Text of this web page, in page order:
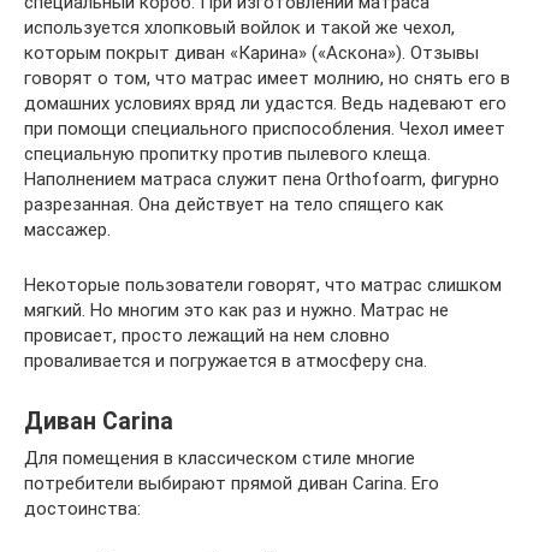
используется хлопковый войлок и такой же чехол,
которым покрыт диван «Карина» («Аскона»). Отзывы
говорят о том, что матрас имеет молнию, но снять его в
домашних условиях вряд ли удастся. Ведь надевают его
при помощи специального приспособления. Чехол имеет
специальную пропитку против пылевого клеща.
Наполнением матраса служит пена Orthofoarm, фигурно
разрезанная. Она действует на тело спящего как
массажер.
Некоторые пользователи говорят, что матрас слишком
мягкий. Но многим это как раз и нужно. Матрас не
провисает, просто лежащий на нем словно
проваливается и погружается в атмосферу сна.
Диван Carina
Для помещения в классическом стиле многие
потребители выбирают прямой диван Carina. Его
достоинства: